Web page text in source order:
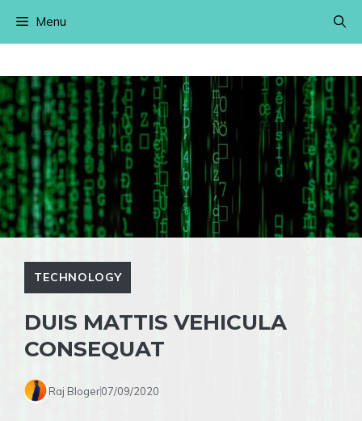
Menu
TECHNOLOGY
DUIS MATTIS VEHICULA
CONSEQUAT
Raj Bloger07/09/2020